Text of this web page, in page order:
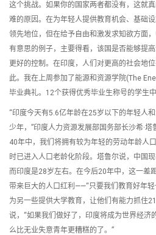
这个挑战。如果你的国家两者都没有，这就
难的原因。在为年轻人提供教育机会、基础
领先地位，但在给予自由和激发求知欲方面
有意思的例子，主要得看，该国是否能够提
更好的控制。在印度，人们对更高的社会地
此。我在上周参加了能源和资源学院(The
毕业典礼。12个获得优秀毕业生称号的学生
“印度今天有5.6亿年龄在25岁以下的年轻人
少年，”印度人力资源发展部国务部长沙希·
40年中，我们将拥有较为年轻的劳动年龄人
时已进入人口老龄化阶段。塔鲁尔说，中国
而印度是28岁左右。在今后20年中，这一差
带来巨大的人口红利——“只要我们教育好年
为另一些提供大学教育，让他们有能力抓住
说，“如果我们做好了，印度将成为世界经济
么比无业失意青年更糟糕的了。”